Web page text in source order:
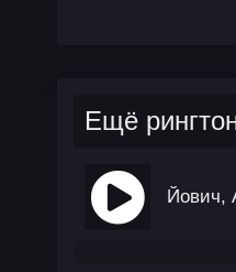
Ещё
Йович,